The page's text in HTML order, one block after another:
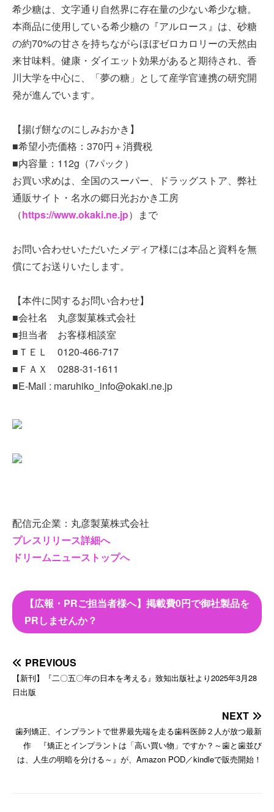
希少糖は、文字通り自然界に存在量の少ない希少な糖。
本商品に使用している希少糖の『アルロース』は、砂糖
の約70%の甘さを持ちながらほぼゼロカロリーの天然由
来甘味料。健康・ダイエット効果があると期待され、香
川大学を中心に、「夢の糖」として産学官連携の研究開
発が進んでいます。
【揚げ餅なのにしみおかき】
■希望小売価格：370円＋消費税
■内容量：112g（7パック）
お買い求めは、全国のスーパー、ドラッグストア、弊社
通販サイト・名水の郷日光おかき工房
（https://www.okaki.ne.jp）まで
お問い合わせいただいたメディア様には本品と資料を無
償にてお送りいたします。
【本件に関するお問い合わせ】
■会社名 丸彦製菓株式会社
■担当者 お客様相談室
■ＴＥＬ 0120-466-717
■ＦＡＸ 0288-31-1611
■E-Mail : maruhiko_info@okaki.ne.jp
配信元企業：丸彦製菓株式会社
プレスリリース詳細へ
ドリームニューストップへ
【広報・PRご担当者様へ】掲載費0円で御社製品を
PRしませんか？
PREVIOUS
【新刊】『二〇五〇年の日本を考える』致知出版社より2025年3月28
日出版
NEXT
歯列矯正、インプラントで世界最先端を走る歯科医師２人が放つ最新
作 『矯正とインプラントは「高い買い物」ですか？～歯と歯並び
は、人生の明暗を分ける～』が、Amazon POD／kindleで販売開始！